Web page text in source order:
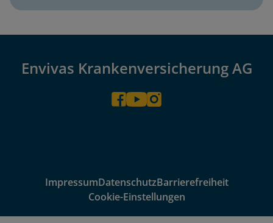
Envivas Krankenversicherung AG
ImpressumDatenschutzBarrierefreiheit
Cookie-Einstellungen